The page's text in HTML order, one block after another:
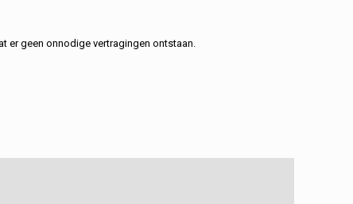
er geen onnodige vertragingen ontstaan.